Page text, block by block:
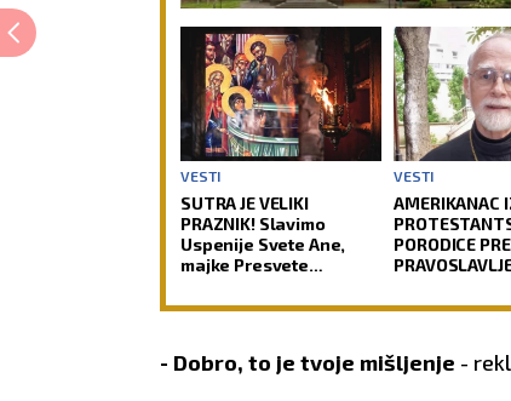
VESTI
SUTRA JE VELIKI
PRAZNIK! Slavimo
Uspenije Svete Ane,
majke Presvete
VESTI
AMERIKANAC
PORODICE
najuglednijih
preobraćenja
- Dobro, to je tvoje mišljenje -